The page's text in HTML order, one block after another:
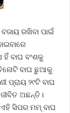
ରଖିବା ପାଇଁ
ହିଁ ବାଘ ବଂଶକୁ
ବାଘ ଛୁଆକୁ
ପ୍ରାୟ ୨୯ଟି ବାଘ
ଅଛନ୍ତି।
ସିପର ମମ୍‌ ବାଘ